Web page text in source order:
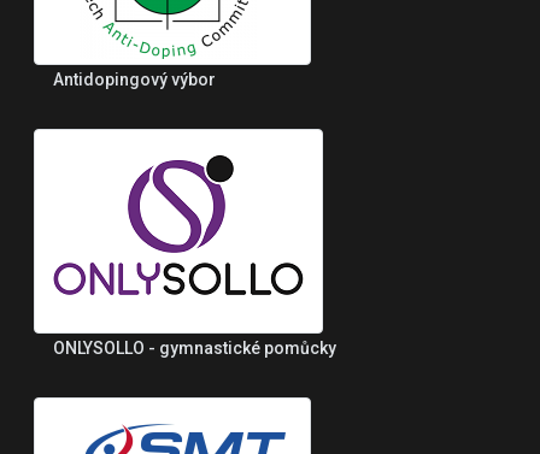
Antidopingový výbor
ONLYSOLLO - gymnastické pomůcky